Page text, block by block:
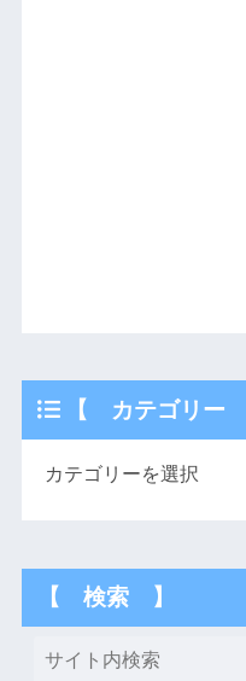
【 カテゴリー
【 検索 】